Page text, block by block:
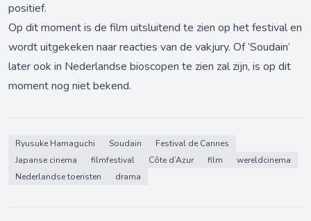
positief.
Op dit moment is de film uitsluitend te zien op het festival en
wordt uitgekeken naar reacties van de vakjury. Of ‘Soudain’
later ook in Nederlandse bioscopen te zien zal zijn, is op dit
moment nog niet bekend.
Ryusuke Hamaguchi Soudain
Festival de Cannes
Japanse cinema
filmfestival Côte d’Azur film
wereldcinema
Nederlandse toeristen
drama